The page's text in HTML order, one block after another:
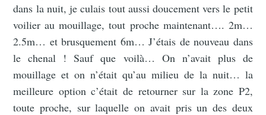
dans la nuit, je culais tout aussi doucement vers le petit
voilier au mouillage, tout proche maintenant…. 2m…
2.5m… et brusquement 6m… J’étais de nouveau dans
le chenal ! Sauf que voilà… On n’avait plus de
mouillage et on n’était qu’au milieu de la nuit… la
meilleure option c’était de retourner sur la zone P2,
toute proche, sur laquelle on avait pris un des deux